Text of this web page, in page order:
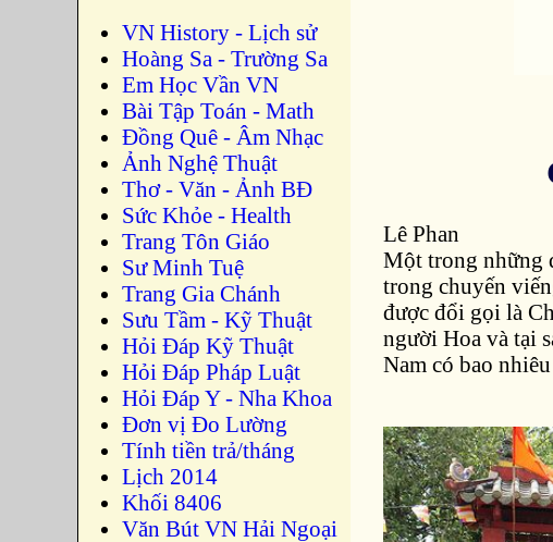
VN History - Lịch sử
Hoàng Sa - Trường Sa
Em Học Vần VN
Bài Tập Toán - Math
Đồng Quê - Âm Nhạc
Ảnh Nghệ Thuật
Thơ - Văn - Ảnh BĐ
Sức Khỏe - Health
Trang Tôn Giáo
Sư Minh Tuệ
Trang Gia Chánh
Sưu Tầm - Kỹ Thuật
Hỏi Đáp Kỹ Thuật
Hỏi Đáp Pháp Luật
Hỏi Đáp Y - Nha Khoa
Đơn vị Đo Lường
Tính tiền trả/tháng
Lịch 2014
Khối 8406
Văn Bút VN Hải Ngoại
Lê Phan
Một trong những
trong chuyến
được đổi gọi là
người Hoa và tại
Nam có bao